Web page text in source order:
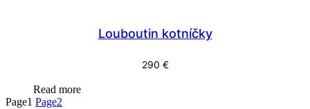
Louboutin kotníčky
290 €
Read more
Page1 Page2